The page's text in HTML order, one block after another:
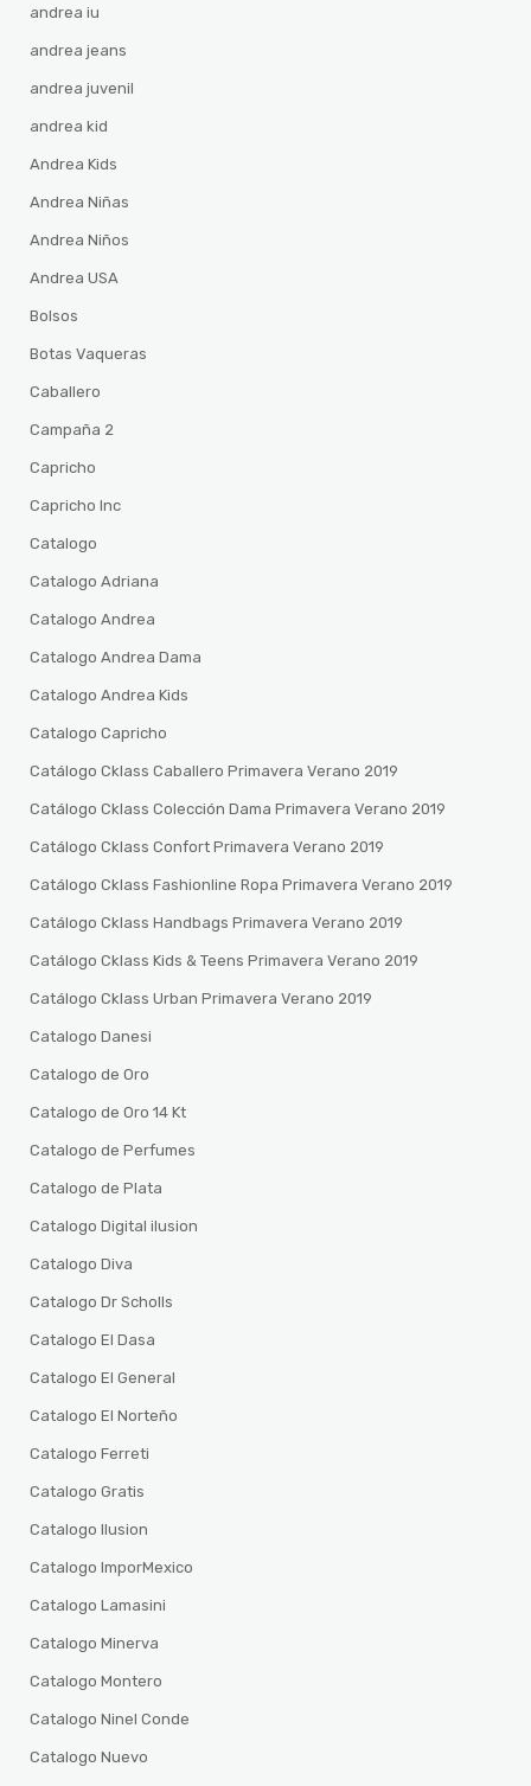
andrea iu
andrea jeans
andrea juvenil
andrea kid
Andrea Kids
Andrea Niñas
Andrea Niños
Andrea USA
Bolsos
Botas Vaqueras
Caballero
Campaña 2
Capricho
Capricho Inc
Catalogo
Catalogo Adriana
Catalogo Andrea
Catalogo Andrea Dama
Catalogo Andrea Kids
Catalogo Capricho
Catálogo Cklass Caballero Primavera Verano 2019
Catálogo Cklass Colección Dama Primavera Verano 2019
Catálogo Cklass Confort Primavera Verano 2019
Catálogo Cklass Fashionline Ropa Primavera Verano 2019
Catálogo Cklass Handbags Primavera Verano 2019
Catálogo Cklass Kids & Teens Primavera Verano 2019
Catálogo Cklass Urban Primavera Verano 2019
Catalogo Danesi
Catalogo de Oro
Catalogo de Oro 14 Kt
Catalogo de Perfumes
Catalogo de Plata
Catalogo Digital ilusion
Catalogo Diva
Catalogo Dr Scholls
Catalogo El Dasa
Catalogo El General
Catalogo El Norteño
Catalogo Ferreti
Catalogo Gratis
Catalogo Ilusion
Catalogo ImporMexico
Catalogo Lamasini
Catalogo Minerva
Catalogo Montero
Catalogo Ninel Conde
Catalogo Nuevo